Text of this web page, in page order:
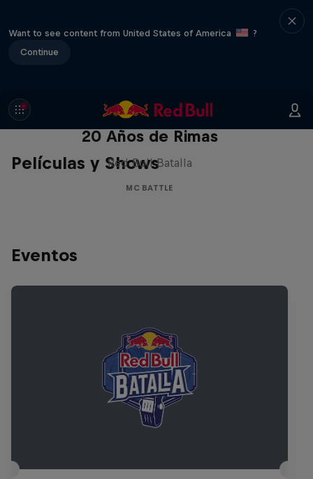
Want to see content from United States of America
?
Continue
Películas y Shows
Red Bull Batalla Nueva Historia:
20 Años de Rimas
Red Bull Batalla
MC BATTLE
Eventos